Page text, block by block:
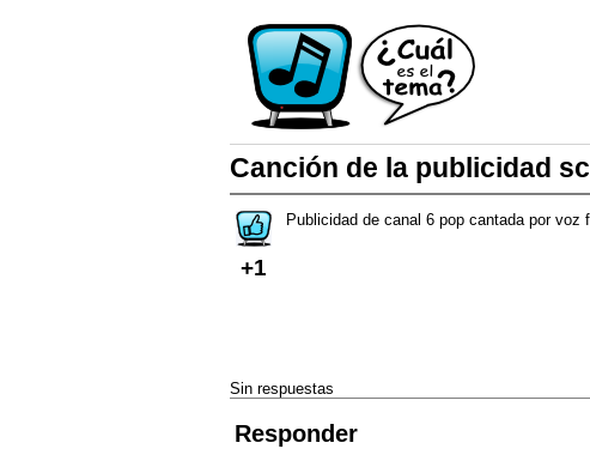
Canción de la publicidad
+1
Publicidad de canal 6 pop cantada por voz
Sin respuestas
Responder